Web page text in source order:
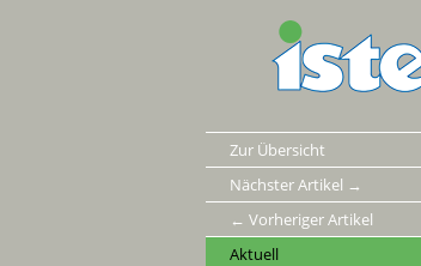
Zur Übersicht
Nächster Artikel →
← Vorheriger Artikel
Aktuell